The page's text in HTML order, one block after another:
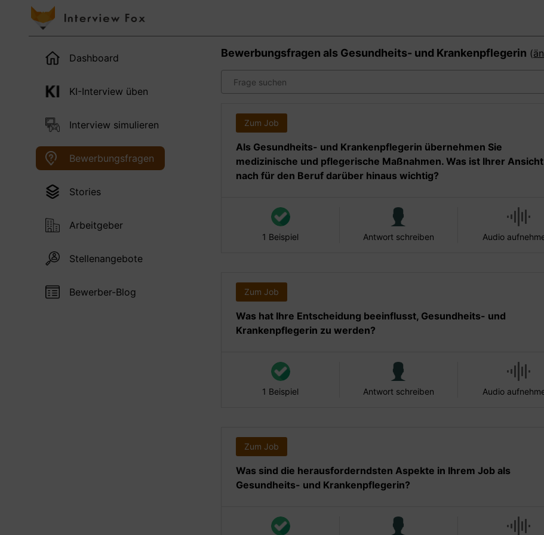
Dashboard
KI-Interview üben
Interview simulieren
Bewerbungsfragen
Stories
Arbeitgeber
Stellenangebote
Bewerber-Blog
Bewerbungsfragen als Gesundheits- und Krankenpflegerin (
Zum Job
Als Gesundheits- und Krankenpflegerin übernehmen Sie
medizinische und pflegerische Maßnahmen. Was ist Ihrer Ansicht
nach für den Beruf darüber hinaus wichtig?
1 Beispiel Antwort schreiben Audio
Zum Job
Was hat Ihre Entscheidung beeinflusst, Gesundheits- und
Krankenpflegerin zu werden?
1 Beispiel Antwort schreiben Audio
Zum Job
Was sind die herausforderndsten Aspekte in Ihrem Job als
Gesundheits- und Krankenpflegerin?